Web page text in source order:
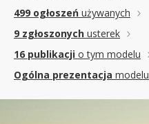
499 ogłoszeń używanych
9 zgłoszonych usterek
16 publikacji o tym modelu
Ogólna prezentacja modelu